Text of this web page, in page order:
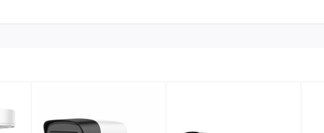
việc lưu trữ dữ liệu trong thời gian dài hơn, đồng